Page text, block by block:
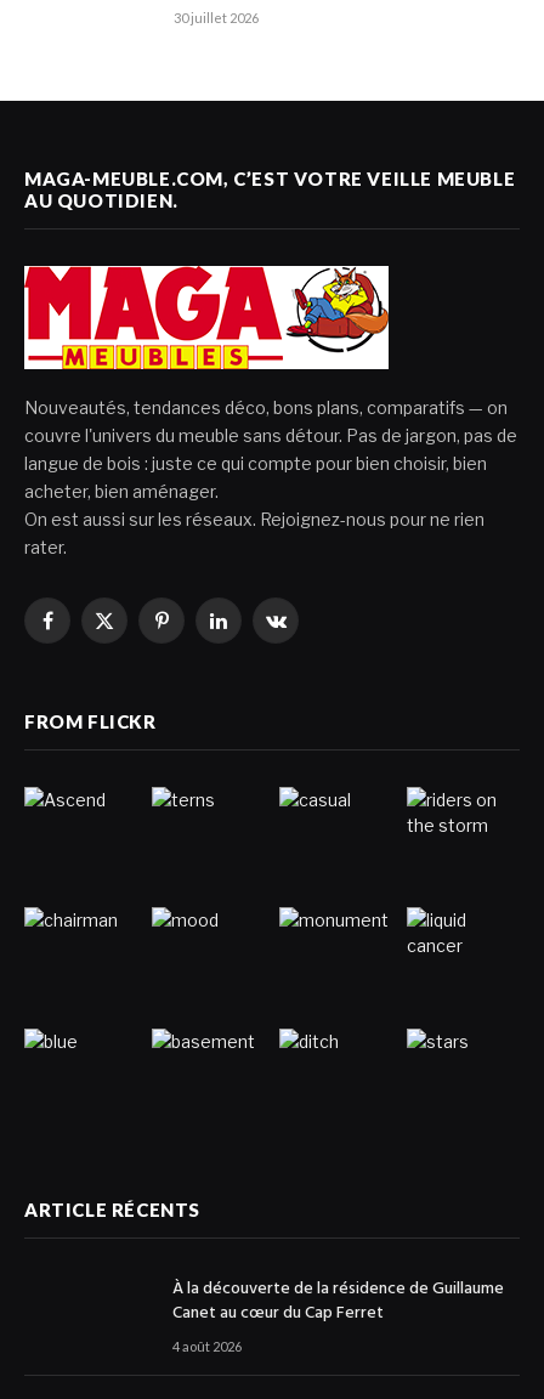
30 juillet 2026
MAGA-MEUBLE.COM, C’EST VOTRE VEILLE MEUBLE
AU QUOTIDIEN.
Nouveautés, tendances déco, bons plans, comparatifs — on
couvre l'univers du meuble sans détour. Pas de jargon, pas de
langue de bois : juste ce qui compte pour bien choisir, bien
acheter, bien aménager.
On est aussi sur les réseaux. Rejoignez-nous pour ne rien
rater.
Facebook
X
PinterestLinkedInVKontakte
FROM FLICKR
ARTICLE RÉCENTS
À la découverte de la résidence de Guillaume
Canet au cœur du Cap Ferret
4 août 2026